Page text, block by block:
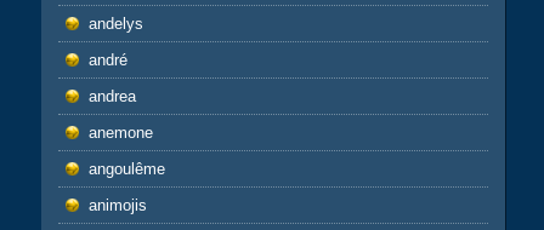
andelys
andré
andrea
anemone
angoulême
animojis